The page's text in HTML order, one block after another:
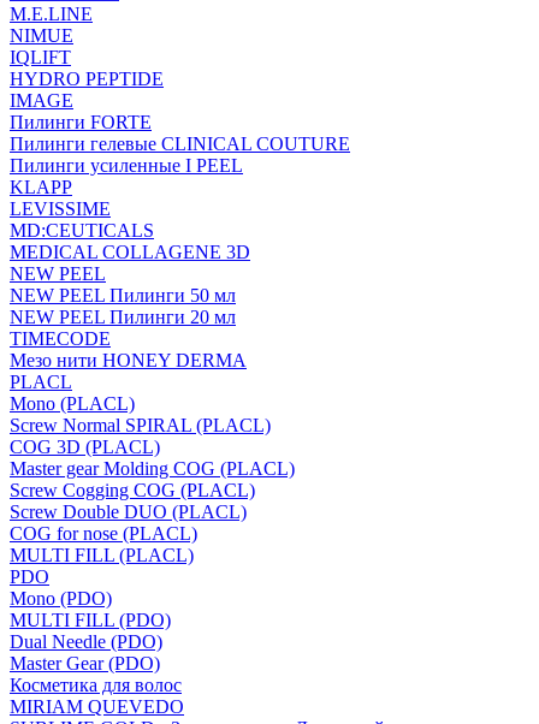
M.E.LINE
NIMUE
IQLIFT
HYDRO PEPTIDE
IMAGE
Пилинги FORTE
Пилинги гелевые CLINICAL COUTURE
Пилинги усиленные I PEEL
KLAPP
LEVISSIME
MD:CEUTICALS
MEDICAL COLLAGENE 3D
NEW PEEL
NEW PEEL Пилинги 50 мл
NEW PEEL Пилинги 20 мл
TIMECODE
Мезо нити HONEY DERMA
PLACL
Mono (PLACL)
Screw Normal SPIRAL (PLACL)
COG 3D (PLACL)
Master gear Molding COG (PLACL)
Screw Cogging COG (PLACL)
Screw Double DUO (PLACL)
COG for nose (PLACL)
MULTI FILL (PLACL)
PDO
Mono (PDO)
MULTI FILL (PDO)
Dual Needle (PDO)
Master Gear (PDO)
Косметика для волос
MIRIAM QUEVEDO